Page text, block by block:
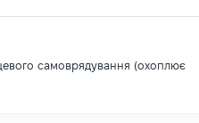
самоврядування (охоплює